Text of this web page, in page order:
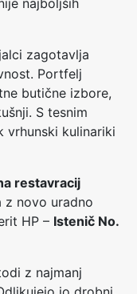
zagotavlja
Portfelj
butične izbore,
S tesnim
vrhunski kulinariki
restavracij
z novo uradno
HP – Istenič No.
z najmanj